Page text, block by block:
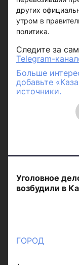
других
утром в
политика.
Следите за
Telegram-
Больше
добавьте
источники.
Уголовное
возбудили в
ГОРОД